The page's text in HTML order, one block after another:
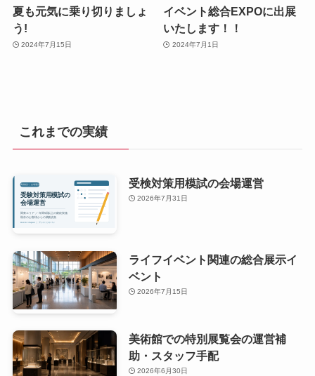
夏も元気に乗り切りましょ
う!
2024年7月15日
イベント総合EXPOに出展
いたします！！
2024年7月1日
これまでの実績
受検対策用模試の会場運営
2026年7月31日
ライフイベント関連の総合展示イ
ベント
2026年7月15日
美術館での特別展覧会の運営補
助・スタッフ手配
2026年6月30日